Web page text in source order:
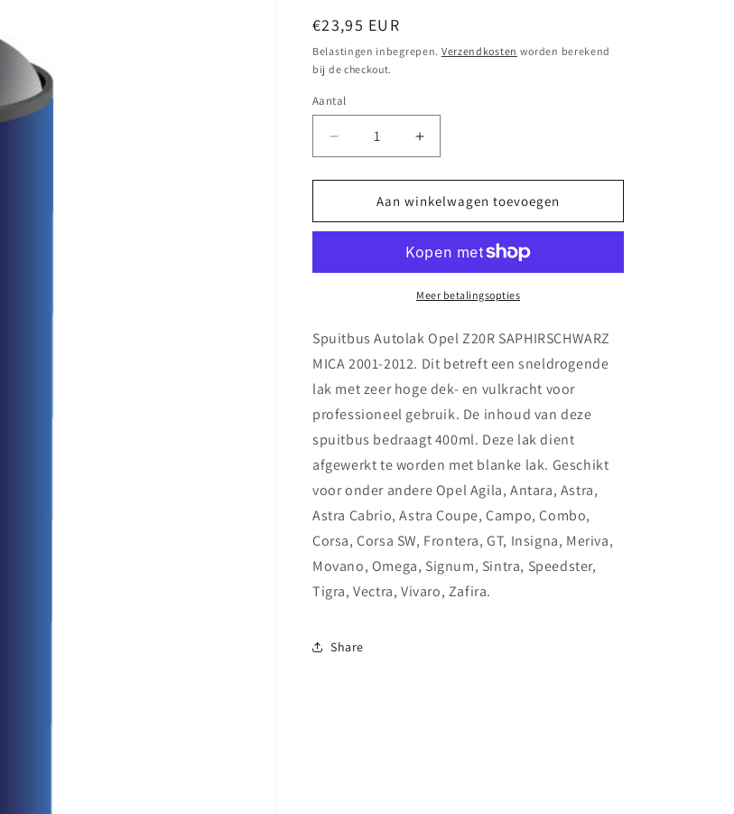
Normale
prijs
€23,95 EUR
Belastingen inbegrepen. Verzendkosten worden berekend
bij de checkout.
Aantal
Aantal
verlagen
voor
Spuitbus
Autolak
Opel Z20R SAPHIRSCHWARZ
2001-
Aantal
verhogen
voor
Spuitbus
Autolak
Opel Z20R SAPHIRSCHWARZ
MICA
2001-
2012
Aan winkelwagen toevoegen
Meer betalingsopties
Spuitbus Autolak Opel Z20R SAPHIRSCHWARZ
MICA 2001-2012. Dit betreft een sneldrogende
lak met zeer hoge dek- en vulkracht voor
professioneel gebruik. De inhoud van deze
spuitbus bedraagt 400ml. Deze lak dient
afgewerkt te worden met blanke lak. Geschikt
voor onder andere Opel Agila, Antara, Astra,
Astra Cabrio, Astra Coupe, Campo, Combo,
Corsa, Corsa SW, Frontera, GT, Insigna, Meriva,
Movano, Omega, Signum, Sintra, Speedster,
Tigra, Vectra, Vivaro, Zafira.
Share